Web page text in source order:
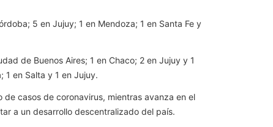
5 en Jujuy; 1 en Mendoza; 1 en Santa Fe y
de Buenos Aires; 1 en Chaco; 2 en Jujuy y 1
1 en Salta y 1 en Jujuy.
casos de coronavirus, mientras avanza en el
a un desarrollo descentralizado del país.